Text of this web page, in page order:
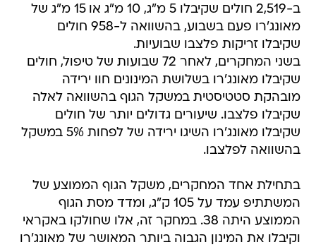
ב-2,519 חולים שקיבלו 5 מ"ג, 10 מ"ג או 15 מ"ג של
מאונג'רו פעם בשבוע, בהשוואה ל-958 חולים
שקיבלו זריקות פלצבו שבועיות.
בשני המחקרים, לאחר 72 שבועות של טיפול, חולים
שקיבלו מאונג'רו בשלושת המינונים חוו ירידה
מובהקת סטטיסטית במשקל הגוף בהשוואה לאלה
שקיבלו פלצבו. שיעורים גדולים יותר של חולים
שקיבלו מאונג'רו השיגו ירידה של לפחות 5% במשקל
בהשוואה לפלצבו.
בתחילת אחד המחקרים, משקל הגוף הממוצע של
המשתתיפ עמד על 105 ק"ג, ומדד מסת הגוף
הממוצע היתה 38. במחקר זה, אלו שחולקו באקראי
וקיבלו את המינון הגבוה ביותר המאושר של מאונג'רו